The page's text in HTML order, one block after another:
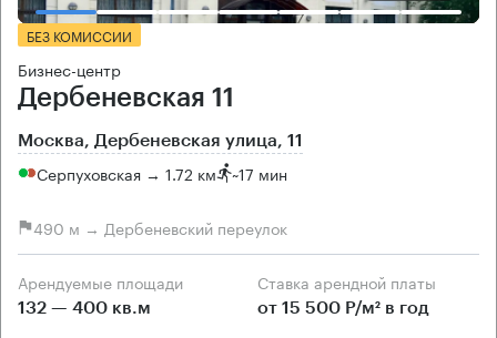
БЕЗ КОМИССИИ
Бизнес-центр
Дербеневская 11
Москва, Дербеневская улица, 11
Серпуховская → 1.72 км ~17 мин
490 м → Дербеневский переулок
Арендуемые площади
132 — 400 кв.м
Ставка арендной платы
от 15 500 Р/м² в год